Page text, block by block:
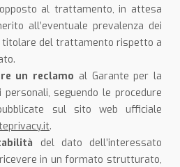
al trattamento, in attesa
all’eventuale prevalenza dei
del trattamento rispetto a
un reclamo al Garante per la
seguendo le procedure
sul sito web ufficiale
.
del dato dell’interessato
in un formato strutturato,